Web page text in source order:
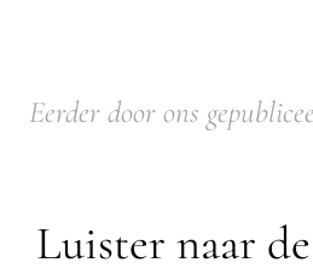
Eerder door ons
Luister naar